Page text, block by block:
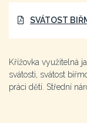
SVÁTOST
Křížovka využitelná
svátosti, svátost
práci dětí. Střední